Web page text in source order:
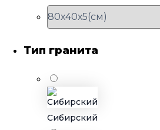
Тип гранита
Сибирский